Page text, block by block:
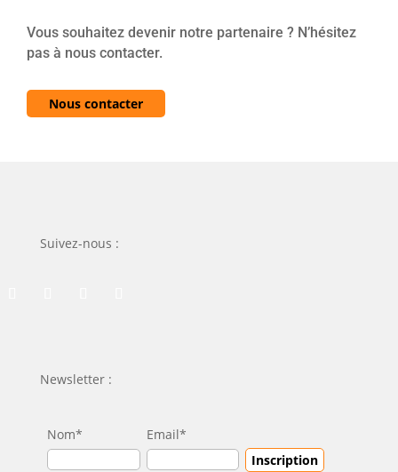
Vous souhaitez devenir notre partenaire ? N’hésitez
pas à nous contacter.
Nous contacter
Suivez-nous :
Newsletter :
Nom* Email*